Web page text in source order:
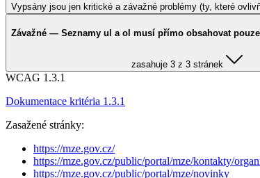
Vypsány jsou jen kritické a závažné problémy (ty, které
Závažné — Seznamy ul a ol musí přímo obsahovat
zasahuje 3 z 3 stránek
WCAG 1.3.1
Dokumentace kritéria 1.3.1
Zasažené stránky:
https://mze.gov.cz/
https://mze.gov.cz/public/portal/mze/kontakty/
https://mze.gov.cz/public/portal/mze/novinky